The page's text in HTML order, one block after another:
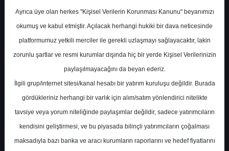
TERA Yatırım, ARCLK-Arçelik için hedef
fiyatını 171,4 TL'den 162,7 TL'ye düşürdü,
tavsiyesini "endekse paralel getiri" olarak
Ayrıca üye olan herkes "Kişisel Verilerin Korunması Kanunu" beyanımızı
okumuş ve kabul etmiştir. Açılacak herhangi hukiki bir dava neticesinde
platformumuz yetkili merciler ile gerekli uzlaşmayı sağlayacaktır, lakin
zorunlu şartlar ve resmi kurumlar dışında hiç bir yerde Kişisel Verilerinizin
paylaşılmayacağını da beyan ederiz.
İlgili grup/internet sitesi/kanal hesabı bir yatırım kuruluşu değildir. Burada
gördükleriniz herhangi bir varlık için alım/satım yönlendirici nitelikte
tavsiye veya yorum niteliğinde paylaşımlar değildir, sadece yatırımcıların
kendisini geliştirmesi, ve bu piyasada bilinçli yatırımcıların çoğalması
maksadıyla bazı banka ve aracı kurumların raporlarını ve hedef fiyatlarını